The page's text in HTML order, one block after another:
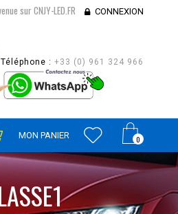
sur CNJY-LED.FR CONNEXION
Téléphone : +33 (0) 961 324 966
0
MON PANIER